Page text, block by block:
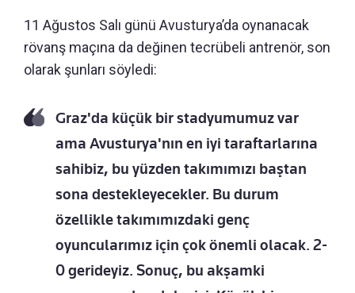
11 Ağustos Salı günü Avusturya’da oynanacak
rövanş maçına da değinen tecrübeli antrenör, son
olarak şunları söyledi:
Graz'da küçük bir stadyumumuz var
ama Avusturya'nın en iyi taraftarlarına
sahibiz, bu yüzden takımımızı baştan
sona destekleyecekler. Bu durum
özellikle takımımızdaki genç
oyuncularımız için çok önemli olacak. 2-
0 gerideyiz. Sonuç, bu akşamki